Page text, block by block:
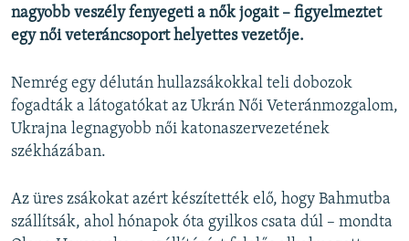
nagyobb veszély fenyegeti a nők jogait – figyelmeztet
egy női veteráncsoport helyettes vezetője.
Nemrég egy délután hullazsákokkal teli dobozok
fogadták a látogatókat az Ukrán Női Veteránmozgalom,
Ukrajna legnagyobb női katonaszervezetének
székházában.
Az üres zsákokat azért készítették elő, hogy Bahmutba
szállítsák, ahol hónapok óta gyilkos csata dúl – mondta